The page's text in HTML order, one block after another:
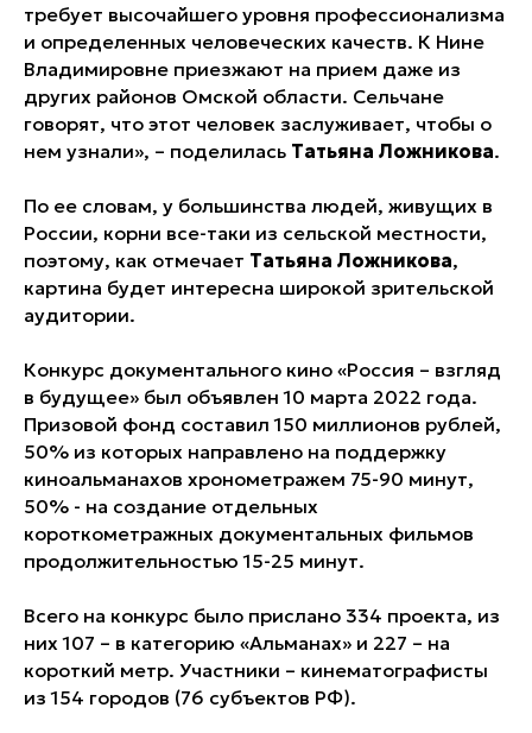
требует высочайшего уровня профессионализма
и определенных человеческих качеств. К Нине
Владимировне приезжают на прием даже из
других районов Омской области. Сельчане
говорят, что этот человек заслуживает, чтобы о
нем узнали», – поделилась Татьяна Ложникова.
По ее словам, у большинства людей, живущих в
России, корни все-таки из сельской местности,
поэтому, как отмечает Татьяна Ложникова,
картина будет интересна широкой зрительской
аудитории.
Конкурс документального кино «Россия – взгляд
в будущее» был объявлен 10 марта 2022 года.
Призовой фонд составил 150 миллионов рублей,
50% из которых направлено на поддержку
киноальманахов хронометражем 75-90 минут,
50% - на создание отдельных
короткометражных документальных фильмов
продолжительностью 15-25 минут.
Всего на конкурс было прислано 334 проекта, из
них 107 – в категорию «Альманах» и 227 – на
короткий метр. Участники – кинематографисты
из 154 городов (76 субъектов РФ).